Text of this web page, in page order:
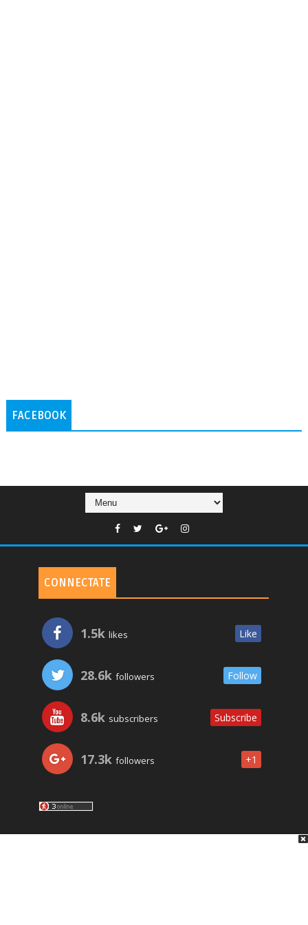
FACEBOOK
CONNECTATE
1.5k likes Like
28.6k followers Follow
8.6k subscribers Subscribe
17.3k followers +1